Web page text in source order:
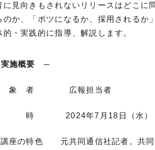
に見向きもされないリリースはどこに
のか、「ボツになるか、採用されるか
的・実践的に指導、解説します。
実施概要 ─
象 者 広報担当者
時 2024年7月18日（水）
座の特色 元共同通信社記者。共同